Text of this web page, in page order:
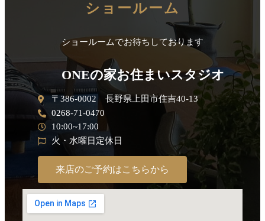
ショールーム
ショールームでお待ちしております
ONEの家お住まいスタジオ
〒386-0002 長野県上田市住吉40-13
0268-71-0470
10:00~17:00
火・水曜日定休日
来店のご予約はこちらから